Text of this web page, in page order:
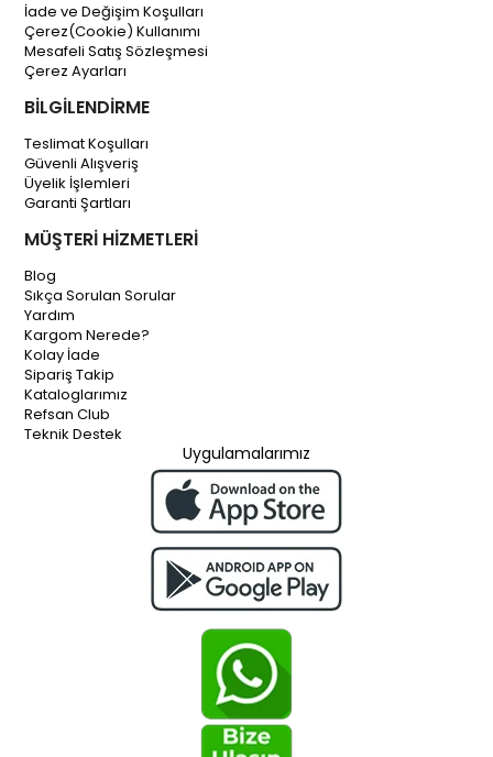
İade ve Değişim Koşulları
Çerez(Cookie) Kullanımı
Mesafeli Satış Sözleşmesi
Çerez Ayarları
BİLGİLENDİRME
Teslimat Koşulları
Güvenli Alışveriş
Üyelik İşlemleri
Garanti Şartları
MÜŞTERİ HİZMETLERİ
Blog
Sıkça Sorulan Sorular
Yardım
Kargom Nerede?
Kolay İade
Sipariş Takip
Kataloglarımız
Refsan Club
Teknik Destek
Uygulamalarımız